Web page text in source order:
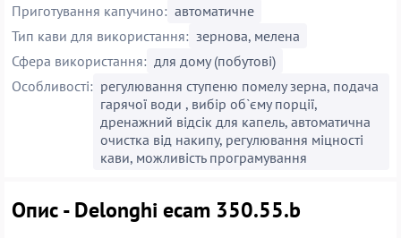
Приготування капучино: автоматичне
Тип кави для використання: зернова, мелена
Сфера використання: для дому (побутові)
Особливості: регулювання ступеню помелу зерна, подача
гарячої води , вибір об`єму порції,
дренажний відсік для капель, автоматична
очистка від накипу, регулювання міцності
кави, можливість програмування
Опис - Delonghi ecam 350.55.b